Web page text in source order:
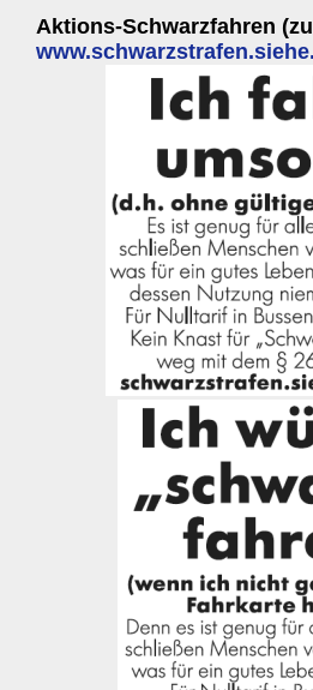
Aktions-Schwarzfahren